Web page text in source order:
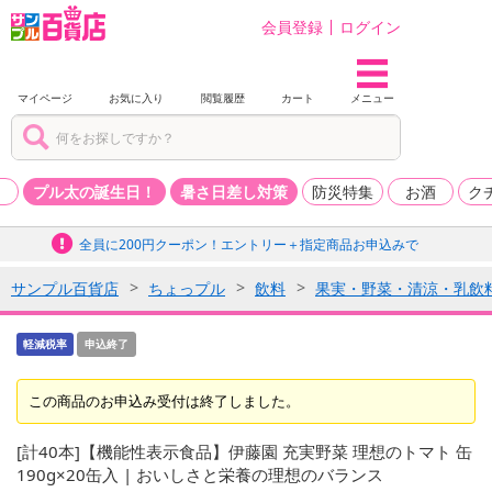
会員登録 ログイン
マイページ お気に入り 閲覧履歴 カート メニュー
プル太の誕生日！ 暑さ日差し対策 防災特集 お酒 ク
全員に200円クーポン！エントリー＋指定商品お申込みで
サンプル百貨店 ちょっプル 飲料 果実・野菜・清涼・乳飲
軽減税率 申込終了
この商品のお申込み受付は終了しました。
[計40本]【機能性表示食品】伊藤園 充実野菜 理想のトマト 缶
190g×20缶入 | おいしさと栄養の理想のバランス